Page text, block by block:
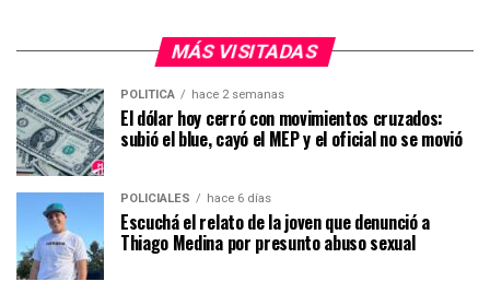
MÁS VISITADAS
POLÍTICA hace 2 semanas
El dólar hoy cerró con movimientos cruzados:
subió el blue, cayó el MEP y el oficial no se movió
POLICIALES hace 6 días
Escuchá el relato de la joven que denunció a
Thiago Medina por presunto abuso sexual